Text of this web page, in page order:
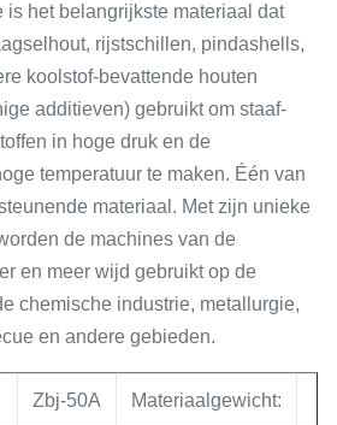
is het belangrijkste materiaal dat
rijstschillen, pindashells,
koolstof-bevattende houten
additieven) gebruikt om staaf-
in hoge druk en de
temperatuur te maken. Één van
materiaal. Met zijn unieke
de machines van de
en meer wijd gebruikt op de
chemische industrie, metallurgie,
en andere gebieden.
Zbj-50A Materiaalgewicht: